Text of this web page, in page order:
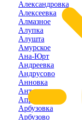
Александровка
Алексеевка
Алмазное
Алупка
Алушта
Амурское
Ана-Юрт
Андреевка
Андрусово
Анновка
Антоновка
Апрелевка
Арбузовка
Арбузово